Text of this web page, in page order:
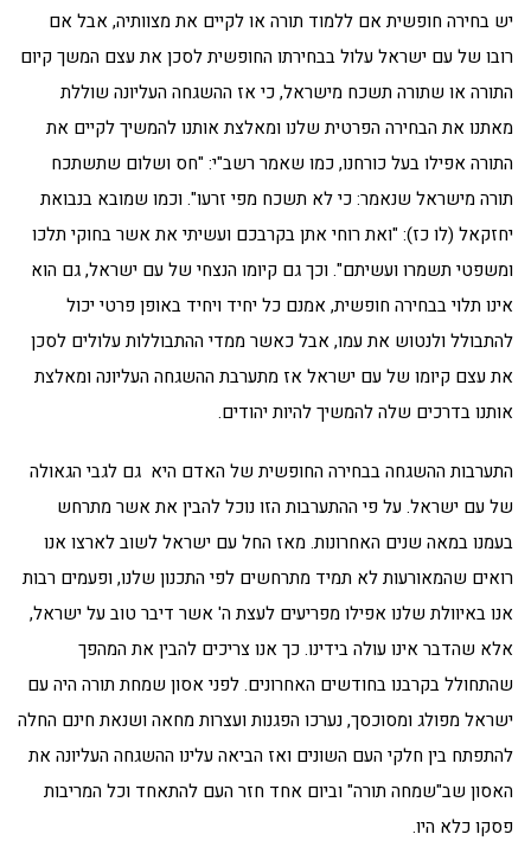
יש בחירה חופשית אם ללמוד תורה או לקיים את מצוותיה, אבל אם
רובו של עם ישראל עלול בבחירתו החופשית לסכן את עצם המשך קיום
התורה או שתורה תשכח מישראל, כי אז ההשגחה העליונה שוללת
מאתנו את הבחירה הפרטית שלנו ומאלצת אותנו להמשיך לקיים את
התורה אפילו בעל כורחנו, כמו שאמר רשב"י: "חס ושלום שתשתכח
תורה מישראל שנאמר: כי לא תשכח מפי זרעו". וכמו שמובא בנבואת
יחזקאל (לו כז): "ואת רוחי אתן בקרבכם ועשיתי את אשר בחוקי תלכו
ומשפטי תשמרו ועשיתם". וכך גם קיומו הנצחי של עם ישראל, גם הוא
אינו תלוי בבחירה חופשית, אמנם כל יחיד ויחיד באופן פרטי יכול
להתבולל ולנטוש את עמו, אבל כאשר ממדי ההתבוללות עלולים לסכן
את עצם קיומו של עם ישראל אז מתערבת ההשגחה העליונה ומאלצת
אותנו בדרכים שלה להמשיך להיות יהודים.
התערבות ההשגחה בבחירה החופשית של האדם היא גם לגבי הגאולה
של עם ישראל. על פי ההתערבות הזו נוכל להבין את אשר מתרחש
בעמנו במאה שנים האחרונות. מאז החל עם ישראל לשוב לארצו אנו
רואים שהמאורעות לא תמיד מתרחשים לפי התכנון שלנו, ופעמים רבות
אנו באיוולת שלנו אפילו מפריעים לעצת ה' אשר דיבר טוב על ישראל,
אלא שהדבר אינו עולה בידינו. כך אנו צריכים להבין את המהפך
שהתחולל בקרבנו בחודשים האחרונים. לפני אסון שמחת תורה היה עם
ישראל מפולג ומסוכסך, נערכו הפגנות ועצרות מחאה ושנאת חינם החלה
להתפתח בין חלקי העם השונים ואז הביאה עלינו ההשגחה העליונה את
האסון שב"שמחה תורה" וביום אחד חזר העם להתאחד וכל המריבות
פסקו כלא היו.